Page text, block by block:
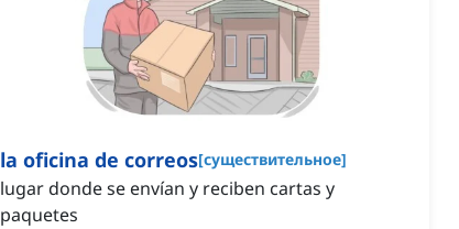
la oficina de correos[существительное]
lugar donde se envían y reciben cartas y
paquetes